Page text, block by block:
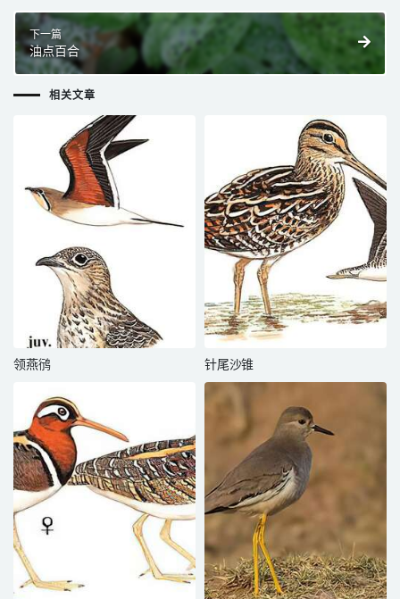
下一篇
油点百合
相关文章
领燕鸻 针尾沙锥